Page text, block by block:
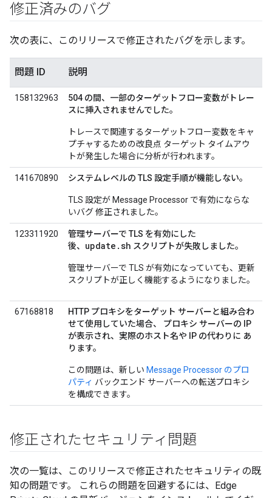
修正済みのバグ
次の表に、このリリースで修正されたバグを示します。
問題 ID 説明
158132963
504 の間、一部のターゲットフロー変数がトレー
スに挿入されませんでした。
トレースで関連するターゲットフロー変数をキャ
プチャするための改良点 ターゲット タイムアウ
トが発生した場合に分析が行われます。
141670890 システムレベルの TLS 設定手順が機能しない。
TLS 設定が Message Processor で有効にならな
いバグ 修正されました。
123311920
管理サーバーで TLS を有効にした
後、 update.sh スクリプトが失敗しました。
管理サーバーで TLS が有効になっていても、更新
スクリプトが正しく機能するようになりました。
67168818
HTTP プロキシをターゲット サーバーと組み合わ
せて使用していた場合、 プロキシ サーバーの IP
が表示され、実際のホスト名や IP の代わりに あ
ります。
この問題は、新しい Message Processor のプロ
パティ バックエンド サーバーへの転送プロキシ
を構成できます。
修正されたセキュリティ問題
次の一覧は、このリリースで修正されたセキュリティの既
知の問題です。 これらの問題を回避するには、Edge